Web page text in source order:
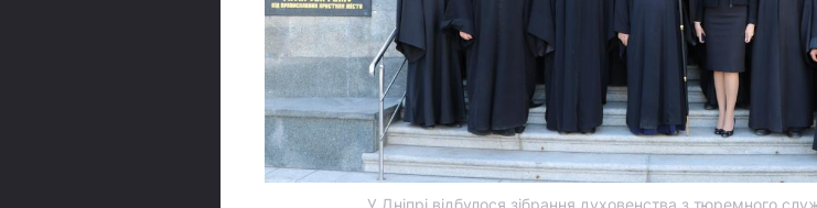
У Дніпрі відбулося зібрання духовенства з тюремного